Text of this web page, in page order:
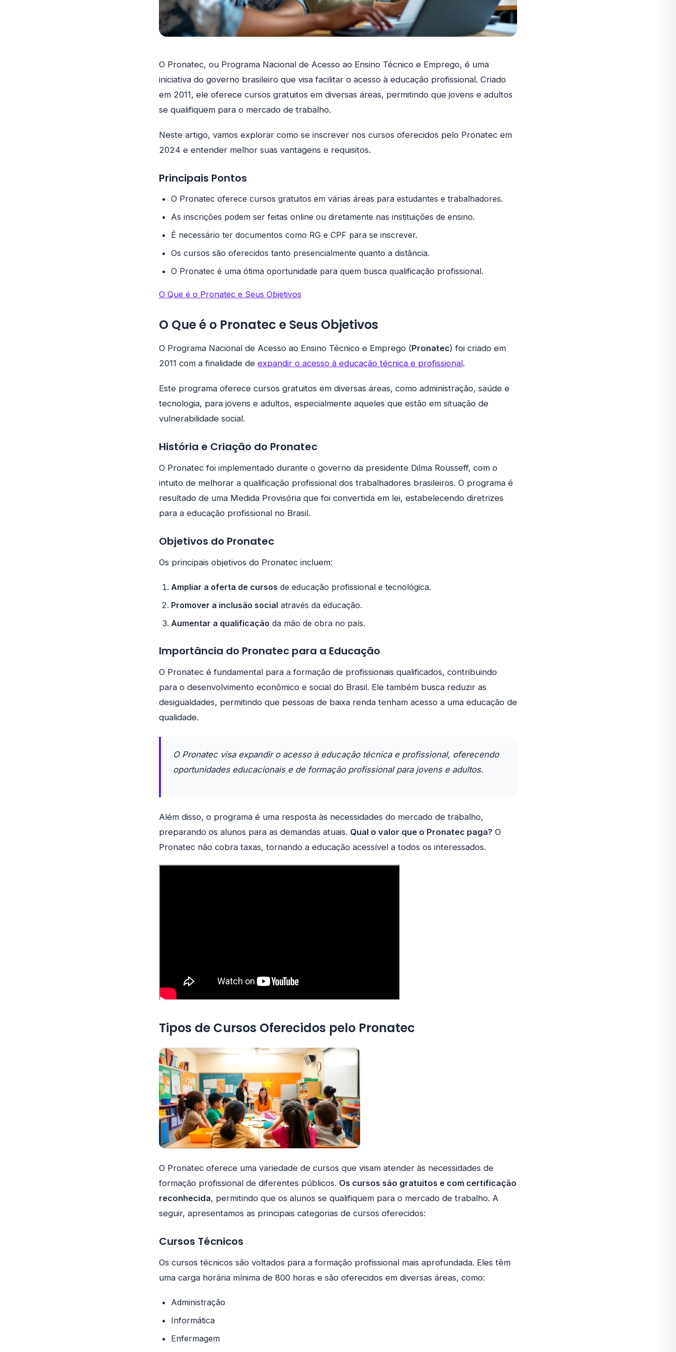
O Pronatec, ou Programa Nacional de Acesso ao Ensino Técnico e Emprego, é uma
iniciativa do governo brasileiro que visa facilitar o acesso à educação profissional. Criado
em 2011, ele oferece cursos gratuitos em diversas áreas, permitindo que jovens e adultos
se qualifiquem para o mercado de trabalho.
Neste artigo, vamos explorar como se inscrever nos cursos oferecidos pelo Pronatec em
2024 e entender melhor suas vantagens e requisitos.
Principais Pontos
O Pronatec oferece cursos gratuitos em várias áreas para estudantes e trabalhadores.
As inscrições podem ser feitas online ou diretamente nas instituições de ensino.
É necessário ter documentos como RG e CPF para se inscrever.
Os cursos são oferecidos tanto presencialmente quanto a distância.
O Pronatec é uma ótima oportunidade para quem busca qualificação profissional.
O Que é o Pronatec e Seus Objetivos
O Que é o Pronatec e Seus Objetivos
O Programa Nacional de Acesso ao Ensino Técnico e Emprego (Pronatec) foi criado em
2011 com a finalidade de expandir o acesso à educação técnica e profissional.
Este programa oferece cursos gratuitos em diversas áreas, como administração, saúde e
tecnologia, para jovens e adultos, especialmente aqueles que estão em situação de
vulnerabilidade social.
História e Criação do Pronatec
O Pronatec foi implementado durante o governo da presidente Dilma Rousseff, com o
intuito de melhorar a qualificação profissional dos trabalhadores brasileiros. O programa é
resultado de uma Medida Provisória que foi convertida em lei, estabelecendo diretrizes
para a educação profissional no Brasil.
Objetivos do Pronatec
Os principais objetivos do Pronatec incluem:
Ampliar a oferta de cursos de educação profissional e tecnológica.
Promover a inclusão social através da educação.
Aumentar a qualificação da mão de obra no país.
Importância do Pronatec para a Educação
O Pronatec é fundamental para a formação de profissionais qualificados, contribuindo
para o desenvolvimento econômico e social do Brasil. Ele também busca reduzir as
desigualdades, permitindo que pessoas de baixa renda tenham acesso a uma educação de
qualidade.
O Pronatec visa expandir o acesso à educação técnica e profissional, oferecendo
oportunidades educacionais e de formação profissional para jovens e adultos.
Além disso, o programa é uma resposta às necessidades do mercado de trabalho,
preparando os alunos para as demandas atuais. Qual o valor que o Pronatec paga? O
Pronatec não cobra taxas, tornando a educação acessível a todos os interessados.
Tipos de Cursos Oferecidos pelo Pronatec
O Pronatec oferece uma variedade de cursos que visam atender às necessidades de
formação profissional de diferentes públicos. Os cursos são gratuitos e com certificação
reconhecida, permitindo que os alunos se qualifiquem para o mercado de trabalho. A
seguir, apresentamos as principais categorias de cursos oferecidos:
Cursos Técnicos
Os cursos técnicos são voltados para a formação profissional mais aprofundada. Eles têm
uma carga horária mínima de 800 horas e são oferecidos em diversas áreas, como:
Administração
Informática
Enfermagem